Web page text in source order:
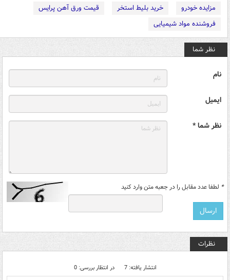
مزایده خودرو
خرید بلیط استخر
قیمت ورق آهن پرایس
فروشنده مواد شیمیایی
نظر شما
نام
ایمیل
نظر شما *
* لطفا عدد مقابل را در جعبه متن وارد کنید
نظرات
انتشار یافته: 7 در انتظار بررسی: 0